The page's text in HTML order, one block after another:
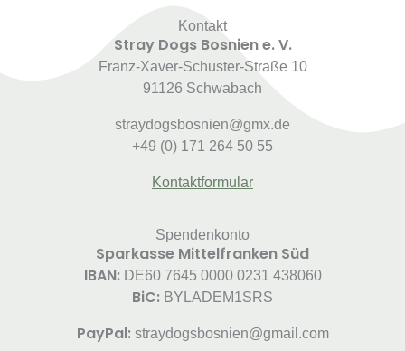
Kontakt
Stray Dogs Bosnien e. V.
Franz-Xaver-Schuster-Straße 10
91126 Schwabach
straydogsbosnien@gmx.de
+49 (0) 171 264 50 55
Kontaktformular
Spendenkonto
Sparkasse Mittelfranken Süd
IBAN: DE60 7645 0000 0231 438060
BiC: BYLADEM1SRS
PayPal:straydogsbosnien@gmail.com